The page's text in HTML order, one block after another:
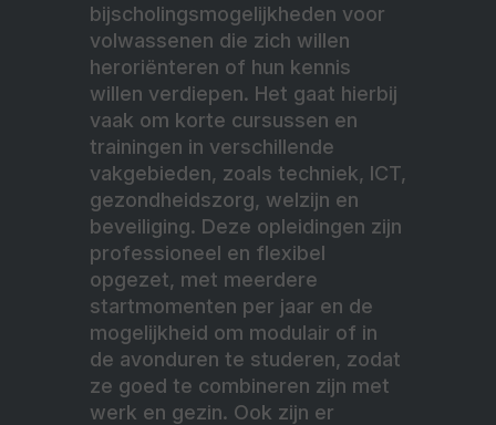
bijscholingsmogelijkheden voor
volwassenen die zich willen
heroriënteren of hun kennis
willen verdiepen. Het gaat hierbij
vaak om korte cursussen en
trainingen in verschillende
vakgebieden, zoals techniek, ICT,
gezondheidszorg, welzijn en
beveiliging. Deze opleidingen zijn
professioneel en flexibel
opgezet, met meerdere
startmomenten per jaar en de
mogelijkheid om modulair of in
de avonduren te studeren, zodat
ze goed te combineren zijn met
werk en gezin. Ook zijn er